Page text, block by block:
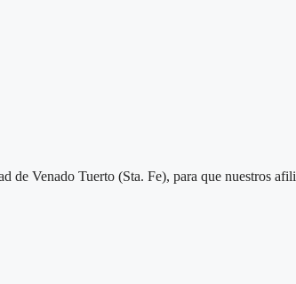
Venado Tuerto (Sta. Fe), para que nuestros